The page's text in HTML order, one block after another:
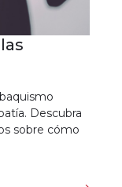
Descubra
sobre cómo